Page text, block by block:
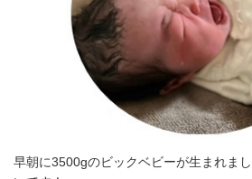
早朝に3500gのビックベビーが生まれま